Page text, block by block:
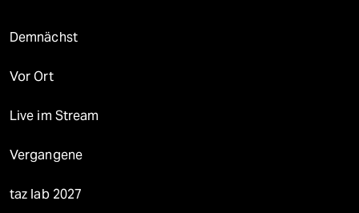
Demnächst
Vor Ort
Live im Stream
Vergangene
taz lab 2027